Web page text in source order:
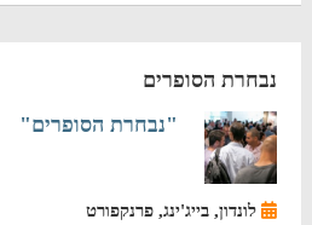
נבחרת הסופרים
"נבחרת הסופרים"
לונדון, בייג'ינג, פרנקפורט